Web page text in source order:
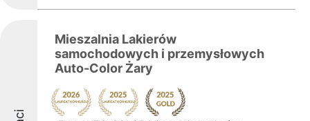
Mieszalnia Lakierów
samochodowych i przemysłowych
Auto-Color Żary